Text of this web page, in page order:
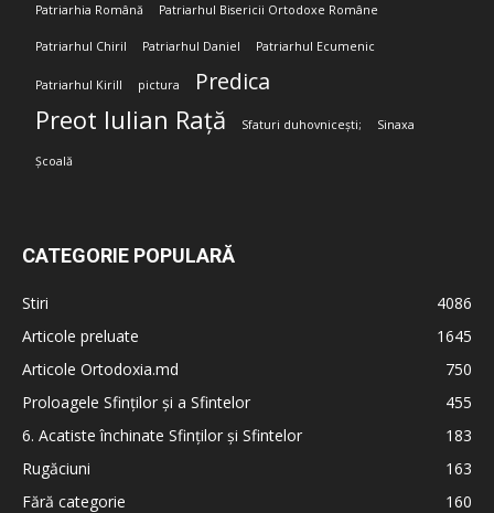
Patriarhia Română Patriarhul Bisericii Ortodoxe Române
Patriarhul Chiril Patriarhul Daniel Patriarhul Ecumenic
Patriarhul Kirill pictura Predica
Preot Iulian Rață Sfaturi duhovnicești; Sinaxa
Școală
CATEGORIE POPULARĂ
Stiri
4086
Articole preluate
1645
Articole Ortodoxia.md
750
Proloagele Sfinților și a Sfintelor
455
6. Acatiste închinate Sfinților și Sfintelor
183
Rugăciuni
163
Fără categorie
160